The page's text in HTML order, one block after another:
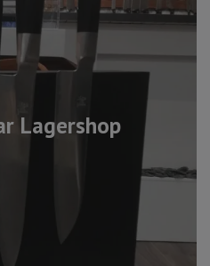
Lagershop